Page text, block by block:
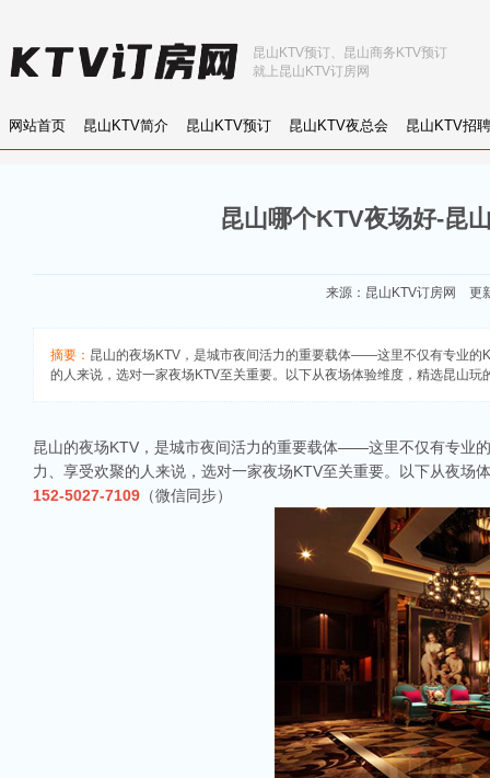
网站首页 昆山KTV简介 昆山KTV预订 昆山KTV夜总会 昆山KTV招聘
昆山KTV预订、昆山商务KTV预订
就上昆山KTV订房网
昆山哪个KTV夜场好-昆
来源： 昆山KTV订房网 更
摘要： 昆山的夜场KTV，是城市夜间活力的重要载体——这里不仅有专业的
的人来说，选对一家夜场KTV至关重要。以下从夜场体验维度，精选昆山
昆山的夜场KTV，是城市夜间活力的重要载体——这里不仅有专业
力、享受欢聚的人来说，选对一家夜场KTV至关重要。以下从夜场
152-5027-7109 （微信同步）